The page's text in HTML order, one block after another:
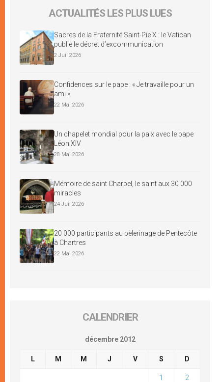
ACTUALITÉS LES PLUS LUES
Sacres de la Fraternité Saint-Pie X : le Vatican
publie le décret d’excommunication
2 Juil 2026
Confidences sur le pape : « Je travaille pour un
ami »
22 Mai 2026
Un chapelet mondial pour la paix avec le pape
Léon XIV
28 Mai 2026
Mémoire de saint Charbel, le saint aux 30 000
miracles
24 Juil 2026
20 000 participants au pèlerinage de Pentecôte
à Chartres
22 Mai 2026
CALENDRIER
décembre 2012
L M M J V S D
1 2